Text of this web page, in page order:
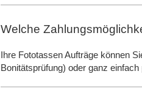
Welche
Ihre Fototassen Aufträge können
Bonitätsprüfung) oder ganz